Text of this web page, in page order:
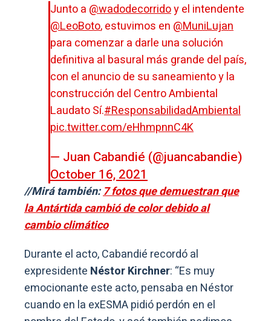
Junto a @wadodecorridoy el intendente
@LeoBoto, estuvimos en @MuniLujan
para comenzar a darle una solución
definitiva al basural más grande del país,
con el anuncio de su saneamiento y la
construcción del Centro Ambiental
Laudato Sí.#ResponsabilidadAmbiental
pic.twitter.com/eHhmpnnC4K
— Juan Cabandié (@juancabandie)
October 16, 2021
//Mirá también:7 fotos que demuestran que
la Antártida cambió de color debido al
cambio climático
Durante el acto, Cabandié recordó al
expresidente Néstor Kirchner: “Es muy
emocionante este acto, pensaba en Néstor
cuando en la exESMA pidió perdón en el